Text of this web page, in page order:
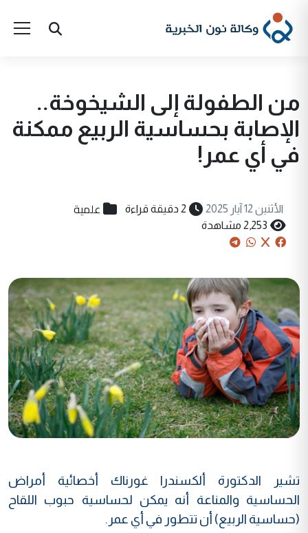
من الطفولة إلى الشيخوخة..
الإصابة بحساسية الربيع ممكنة
في أي عمر!
الأثنين 12 آيار 2025 2 دقيقة قراءة علمية
2,253 مشاهدة
تشير الدكتورة ألكسندرا غورناك أخصائية أمراض
الحساسية والمناعة أنه يمكن لحساسية حبوب اللقاح
(حساسية الربيع) أن تتطور في أي عمر.